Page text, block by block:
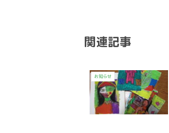
関連記事
お知らせ